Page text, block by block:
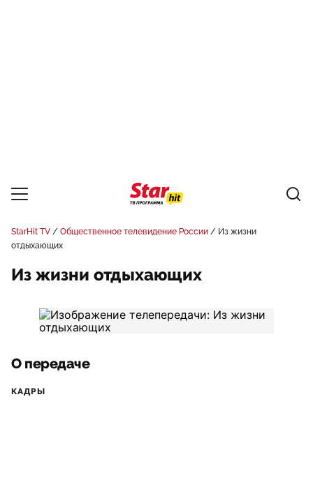
StarHit TV Общественное телевидение России
Из жизни
отдыхающих
Из жизни отдыхающих
О передаче
КАДРЫ